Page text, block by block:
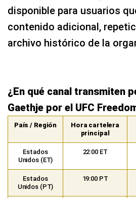
disponible para usuarios
contenido adicional,
archivo histórico de la
¿En qué canal transmiten
Gaethje por el UFC
País / Región
Hora cartelera
principal
Estados
Unidos (ET)
22:00 ET
Estados
Unidos (PT)
19:00 PT